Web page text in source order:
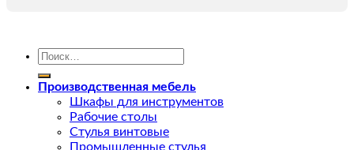
Искать:
Производственная мебель
Шкафы для инструментов
Рабочие столы
Стулья винтовые
Промышленные стулья